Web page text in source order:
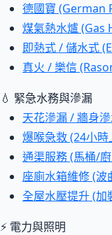
德國寶 (German
煤氣熱水爐 (Gas
即熱式 / 儲水式
真火 / 樂信
💧 緊急水務與滲漏
天花滲漏 / 牆身
爆喉急救 (24小時
通渠服務 (馬桶/
座廁水箱維修 (波
全屋水壓提升 (加
⚡ 電力與照明